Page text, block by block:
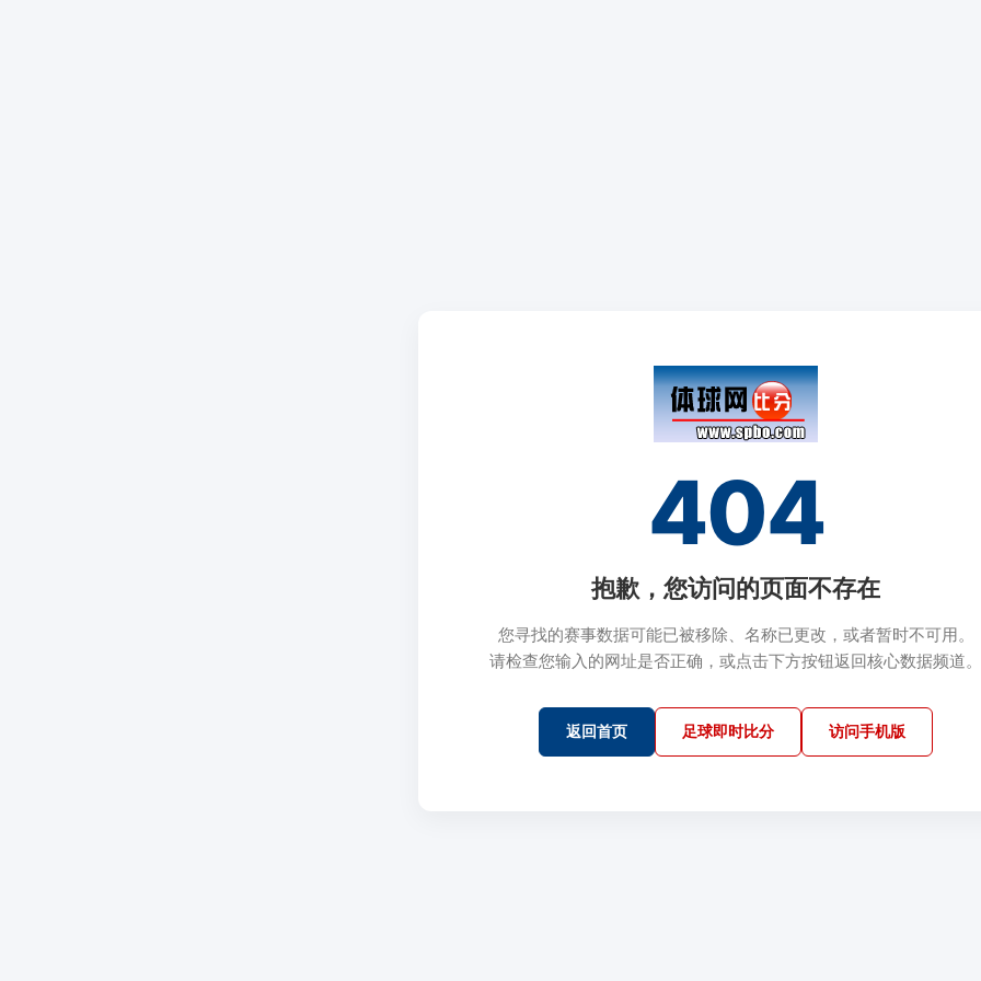
404
抱歉，您访问的页面不存在
您寻找的赛事数据可能已被移除、名称已更改，或者暂时不可用。
请检查您输入的网址是否正确，或点击下方按钮返回核心数据频道。
返回首页 足球即时比分 访问手机版